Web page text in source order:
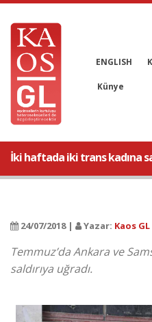
ENGLISH
Künye
İki haftada iki trans kadına
24/07/2018 | Yazar: Kaos GL
​Temmuz’da Ankara ve
saldırıya uğradı.